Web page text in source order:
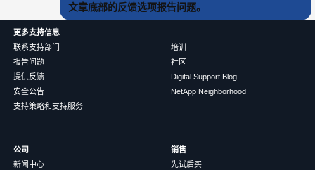
文章底部的反馈选项报告问题。
更多支持信息
联系支持部门
报告问题
提供反馈
安全公告
支持策略和支持服务
培训
社区
Digital Support Blog
NetApp Neighborhood
公司
新闻中心
销售
先试后买